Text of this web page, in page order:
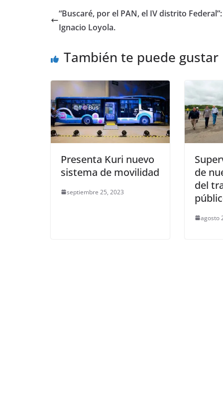
e
b
o
k
er l s
p
e
er
gr p
“Buscaré, por el PAN, el IV distrito
Ignacio Loyola.
También te puede gustar
Presenta Kuri nuevo
sistema de movilidad
septiembre 25, 2023
de
del
agosto